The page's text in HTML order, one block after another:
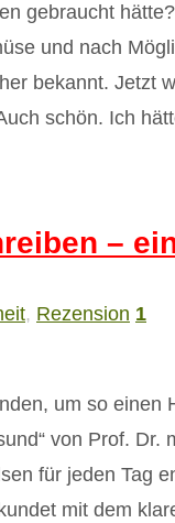
gebraucht
und nach
bekannt. Jetzt
schön. Ich
–
, Rezension 1
um so
von Prof.
für jeden Tag
mit dem